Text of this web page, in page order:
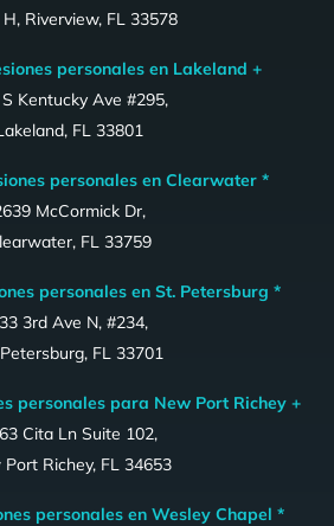
Riverview, FL 33578
personales en Lakeland +
Kentucky Ave #295,
FL 33801
personales en Clearwater *
McCormick Dr,
FL 33759
personales en St. Petersburg *
3rd Ave N, #234,
FL 33701
personales para New Port Richey +
Cita Ln Suite 102,
Port Richey, FL 34653
personales en Wesley Chapel *